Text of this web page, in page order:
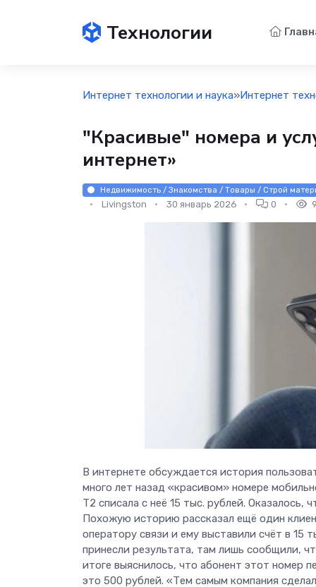
Технологии
Интернет технологии и наука»Интернет
"Красивые" номера и
интернет»
Недвижимость / Знакомства / Товары / Строй
Livingston 30 январь 2026 0
В интернете обсуждается история
много лет назад «красивом» номере
T2 списала с неё 15 тыс. рублей. Оказалось,
Похожую историю рассказал ещё один
оператору связи и ему выставили счёт в 15
принесли результата, там лишь сообщили,
итоге выяснилось, что абонент этот номер
это 500 рублей. «Тем самым компания